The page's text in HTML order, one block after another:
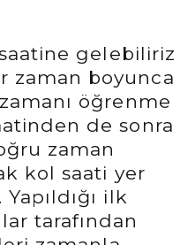
gelebiliriz
zaman boyunca
öğrenme
de sonra
zaman
kol saati yer
ilk
tarafından